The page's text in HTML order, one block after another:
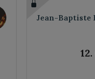
Jean-Baptiste